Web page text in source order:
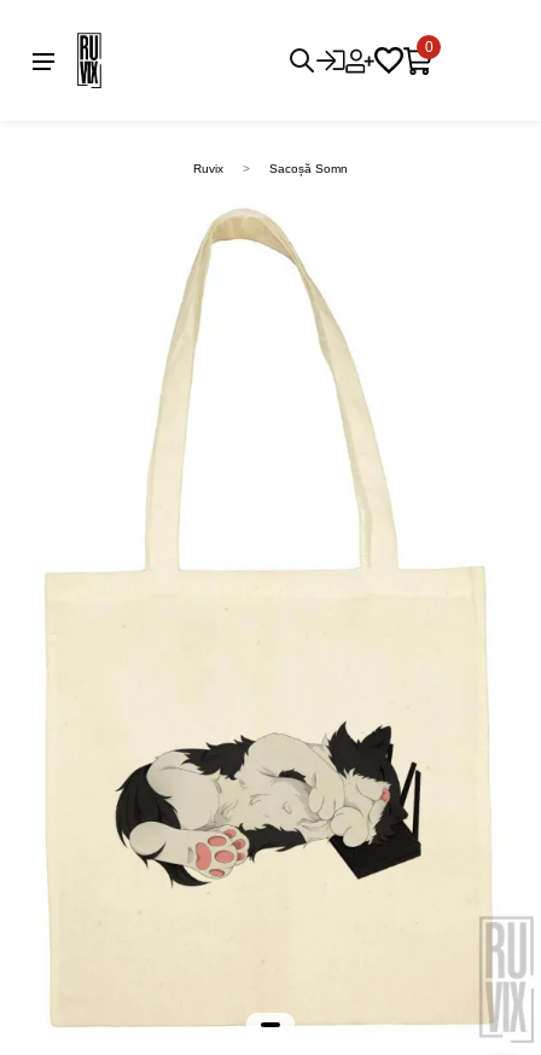
0
Ruvix Sacoșă Somn